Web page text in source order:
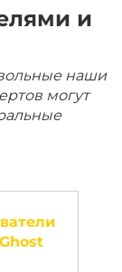
и
наши
могут